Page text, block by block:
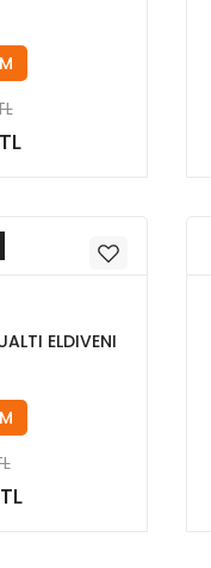
ELDIVENI